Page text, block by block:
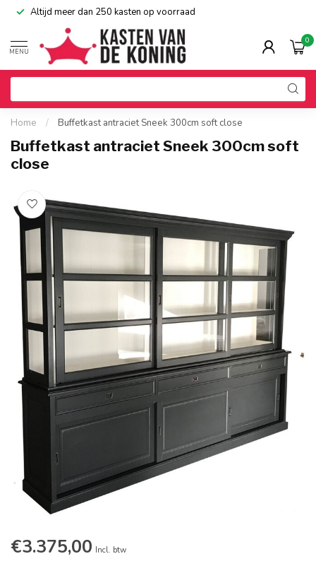
Altijd meer dan 250 kasten op voorraad
MENU
0
Home / Buffetkast antraciet Sneek 300cm soft close
Buffetkast antraciet Sneek 300cm soft
close
€3.375,00 Incl. btw